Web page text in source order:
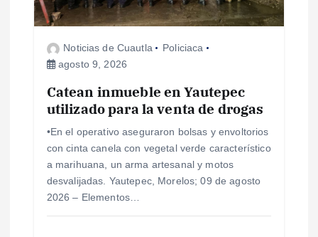
Noticias de Cuautla
Policiaca
agosto 9, 2026
Catean inmueble en Yautepec
utilizado para la venta de drogas
•En el operativo aseguraron bolsas y envoltorios
con cinta canela con vegetal verde característico
a marihuana, un arma artesanal y motos
desvalijadas. Yautepec, Morelos; 09 de agosto
2026 – Elementos…